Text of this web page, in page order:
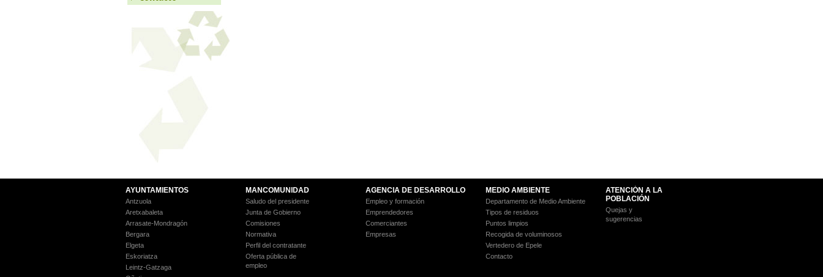
AYUNTAMIENTOS
Antzuola
Aretxabaleta
Arrasate-Mondragón
Bergara
Elgeta
Eskoriatza
Leintz-Gatzaga
MANCOMUNIDAD
Saludo del presidente
Junta de Gobierno
Comisiones
Normativa
Perfil del contratante
Oferta pública de
empleo
AGENCIA DE DESARROLLO
Empleo y formación
Emprendedores
Comerciantes
Empresas
MEDIO AMBIENTE
Departamento de Medio Ambiente
Tipos de residuos
Puntos limpios
Recogida de voluminosos
Vertedero de Epele
Contacto
ATENCIÓN A LA
POBLACIÓN
Quejas y
sugerencias